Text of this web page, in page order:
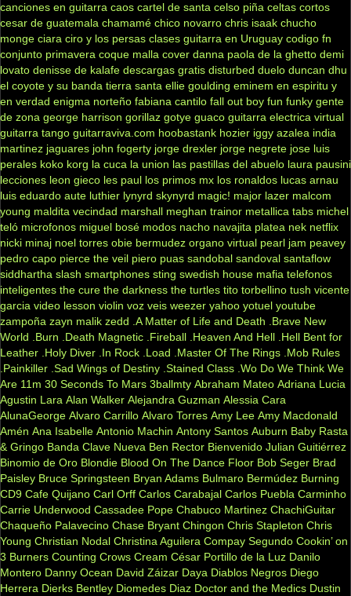
canciones en guitarra caos cartel de santa celso piña celtas cortos
cesar de guatemala chamamé chico novarro chris isaak chucho
monge ciara ciro y los persas clases guitarra en Uruguay codigo fn
conjunto primavera coque malla cover danna paola de la ghetto demi
lovato denisse de kalafe descargas gratis disturbed duelo duncan dhu
el coyote y su banda tierra santa ellie goulding eminem en espiritu y
en verdad enigma norteño fabiana cantilo fall out boy fun funky gente
de zona george harrison gorillaz gotye guaco guitarra electrica virtual
guitarra tango guitarraviva.com hoobastank hozier iggy azalea india
martinez jaguares john fogerty jorge drexler jorge negrete jose luis
perales koko korg la cuca la union las pastillas del abuelo laura pausini
lecciones leon gieco les paul los primos mx los ronaldos lucas arnau
luis eduardo aute luthier lynyrd skynyrd magic! major lazer malcom
young maldita vecindad marshall meghan trainor metallica tabs michel
teló microfonos miguel bosé modos nacho navajita platea nek netflix
nicki minaj noel torres obie bermudez organo virtual pearl jam peavey
pedro capo pierce the veil piero puas sandobal sandoval santaflow
siddhartha slash smartphones sting swedish house mafia telefonos
inteligentes the cure the darkness the turtles tito torbellino tush vicente
garcia video lesson violin voz veis weezer yahoo yotuel youtube
zampoña zayn malik zedd .A Matter of Life and Death
.Brave New
World
.Burn .Death Magnetic .Fireball .Heaven And Hell .Hell Bent for
Leather .Holy Diver .In Rock .Load .Master Of The Rings .Mob Rules
.Painkiller .Sad Wings of Destiny .Stained Class .Wo Do We Think We
Are 11m 30 Seconds To Mars 3ballmty Abraham Mateo Adriana Lucia
Agustin Lara Alan Walker Alejandra Guzman Alessia Cara
AlunaGeorge Alvaro Carrillo Alvaro Torres Amy Lee Amy Macdonald
Amén Ana Isabelle Antonio Machin Antony Santos Auburn Baby Rasta
& Gringo Banda Clave Nueva Ben Rector Bienvenido Julian Guitiérrez
Binomio de Oro Blondie Blood On The Dance Floor Bob Seger Brad
Paisley Bruce Springsteen Bryan Adams Bulmaro Bermúdez Burning
CD9 Cafe Quijano Carl Orff Carlos Carabajal Carlos Puebla Carminho
Carrie Underwood Cassadee Pope Chabuco Martinez ChachiGuitar
Chaqueño Palavecino Chase Bryant Chingon Chris Stapleton Chris
Young Christian Nodal Christina Aguilera Compay Segundo Cookin’ on
3 Burners Counting Crows Cream César Portillo de la Luz Danilo
Montero Danny Ocean David Záizar Daya Diablos Negros Diego
Herrera Dierks Bentley Diomedes Diaz Doctor and the Medics Dustin